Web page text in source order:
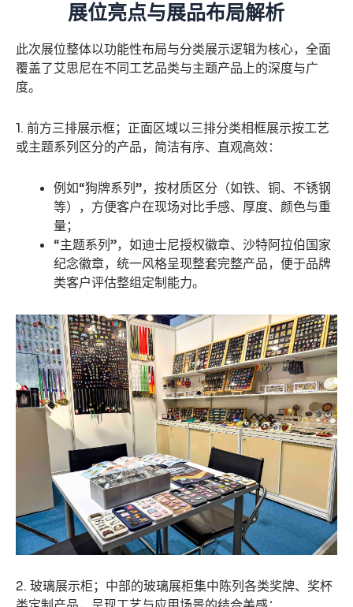
展位亮点与展品布局解析
此次展位整体以功能性布局与分类展示逻辑为核心，全面
覆盖了艾思尼在不同工艺品类与主题产品上的深度与广
度。
1. 前方三排展示框；正面区域以三排分类相框展示按工艺
或主题系列区分的产品，简洁有序、直观高效：
例如“狗牌系列”，按材质区分（如铁、铜、不锈钢
等），方便客户在现场对比手感、厚度、颜色与重
量；
“主题系列”，如迪士尼授权徽章、沙特阿拉伯国家
纪念徽章，统一风格呈现整套完整产品，便于品牌
类客户评估整组定制能力。
2. 玻璃展示柜；中部的玻璃展柜集中陈列各类奖牌、奖杯